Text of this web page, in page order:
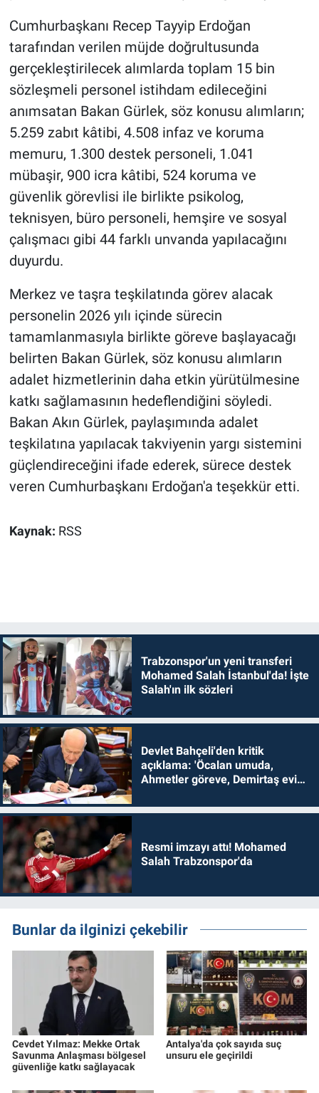
Cumhurbaşkanı Recep Tayyip Erdoğan
tarafından verilen müjde doğrultusunda
gerçekleştirilecek alımlarda toplam 15 bin
sözleşmeli personel istihdam edileceğini
anımsatan Bakan Gürlek, söz konusu alımların;
5.259 zabıt kâtibi, 4.508 infaz ve koruma
memuru, 1.300 destek personeli, 1.041
mübaşir, 900 icra kâtibi, 524 koruma ve
güvenlik görevlisi ile birlikte psikolog,
teknisyen, büro personeli, hemşire ve sosyal
çalışmacı gibi 44 farklı unvanda yapılacağını
duyurdu.
Merkez ve taşra teşkilatında görev alacak
personelin 2026 yılı içinde sürecin
tamamlanmasıyla birlikte göreve başlayacağı
belirten Bakan Gürlek, söz konusu alımların
adalet hizmetlerinin daha etkin yürütülmesine
katkı sağlamasının hedeflendiğini söyledi.
Bakan Akın Gürlek, paylaşımında adalet
teşkilatına yapılacak takviyenin yargı sistemini
güçlendireceğini ifade ederek, sürece destek
veren Cumhurbaşkanı Erdoğan'a teşekkür etti.
Kaynak: RSS
Trabzonspor'un yeni transferi
Mohamed Salah İstanbul'da! İşte
Salah'ın ilk sözleri
Devlet Bahçeli'den kritik
açıklama: 'Öcalan umuda,
Ahmetler göreve, Demirtaş evine
Resmi imzayı attı! Mohamed
Salah Trabzonspor'da
Bunlar da ilginizi çekebilir
Cevdet Yılmaz: Mekke Ortak
Savunma Anlaşması bölgesel
güvenliğe katkı sağlayacak
Antalya'da çok sayıda suç
unsuru ele geçirildi